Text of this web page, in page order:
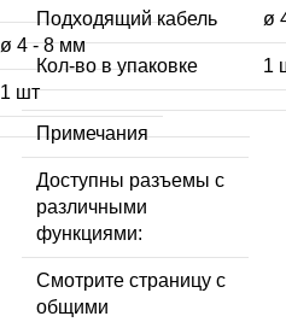
ø 4 - 8 мм
1 шт
Подходящий кабель ø
Кол-во в упаковке 1
Примечания
Доступны разъемы с
различными
функциями:
Смотрите страницу с
общими